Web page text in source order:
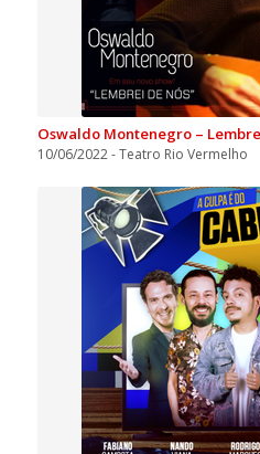
Oswaldo Montenegro –
10/06/2022 - Teatro Rio Vermelho